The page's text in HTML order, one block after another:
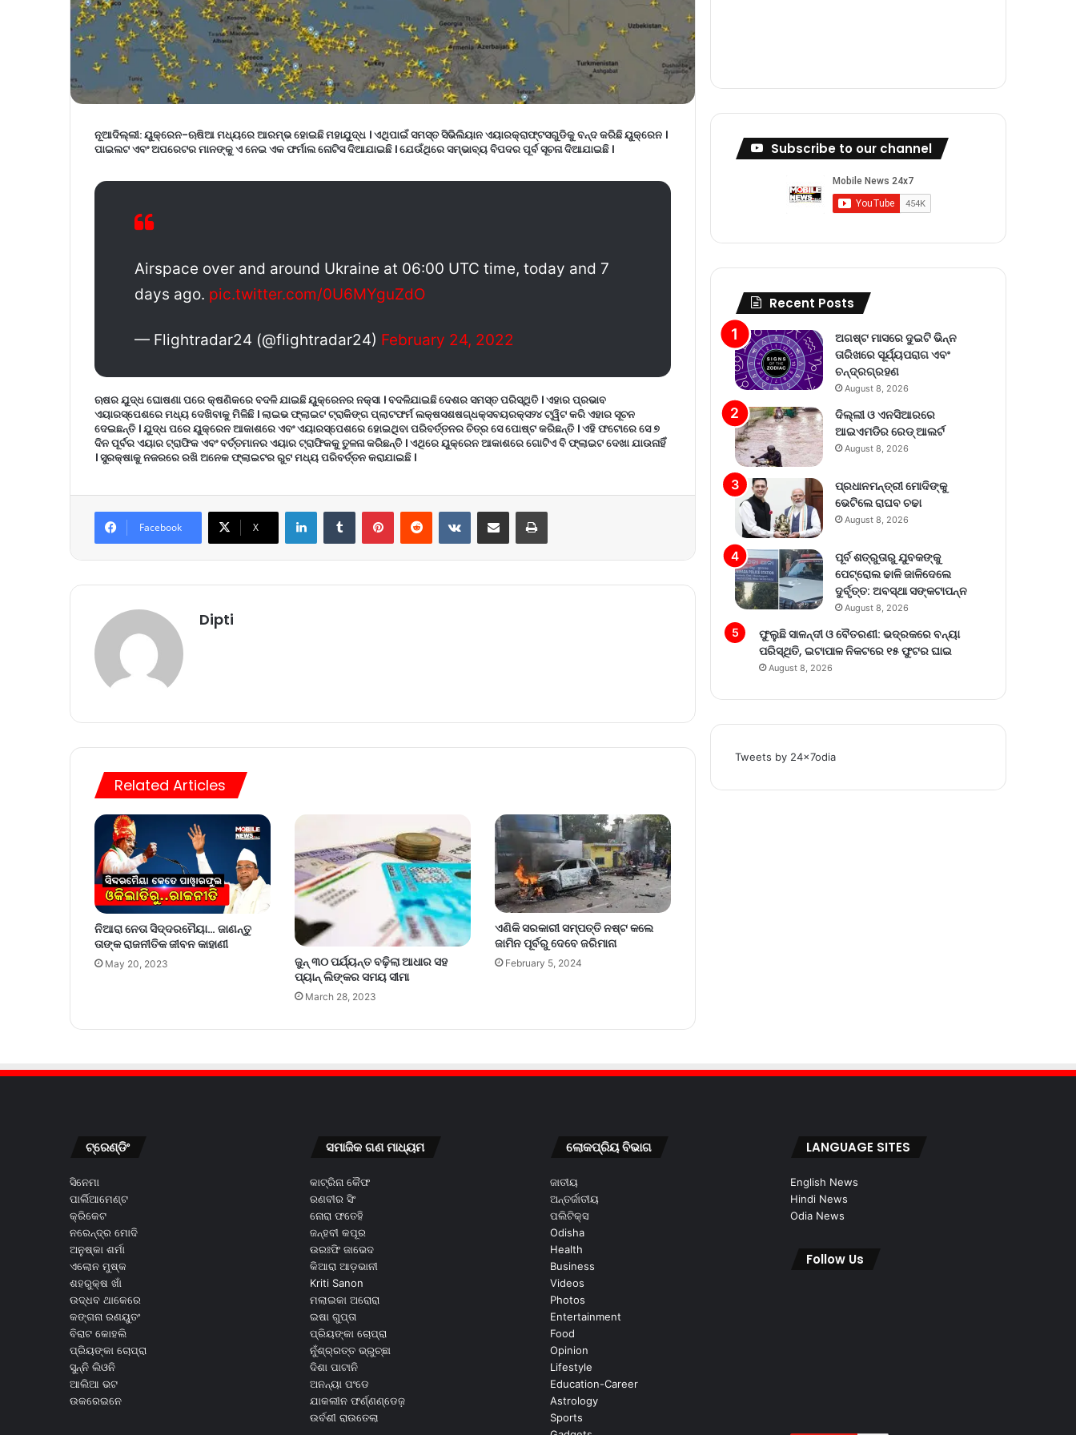
ନୂଆଦିଲ୍ଲୀ:ୟୁକ୍ରେନ-ଋଷିଆ ମଧ୍ୟରେ ଆରମ୍ଭ ହୋଇଛି ମହାଯୁଦ୍ଧ । ଏଥିପାଇଁ ସମସ୍ତ ସିଭିଲିୟାନ ଏୟାରକ୍ରାଫ୍ଟସଗୁଡିକୁ ବନ୍ଦ କରିଛି ୟୁକ୍ରେନ ।
ପାଇଲଟ ଏବଂ ଅପରେଟର ମାନଙ୍କୁ ଏ ନେଇ ଏକ ଫର୍ମାଲ ନୋଟିସ ଦିଆଯାଇଛି । ଯେଉଁଥିରେ ସମ୍ଭାବ୍ୟ ବିପଦର ପୂର୍ବ ସୂଚନା ଦିଆଯାଇଛି ।
Airspace over and around Ukraine at 06:00 UTC time, today and 7
days ago. pic.twitter.com/0U6MYguZdO
— Flightradar24 (@flightradar24) February 24, 2022
ଋଷର ଯୁଦ୍ଧ ଘୋଷଣା ପରେ କ୍ଷଣିକରେ ବଦଳି ଯାଇଛି ୟୁକ୍ରେନର ନକ୍ସା । ବଦଳିଯାଇଛି ଦେଶର ସମସ୍ତ ପରିସ୍ଥିତି । ଏହାର ପ୍ରଭାବ
ଏୟାରସ୍ପେଶରେ ମଧ୍ୟ ଦେଖିବାକୁ ମିଳିଛି । ଲାଇଭ ଫ୍ଲାଇଟ ଟ୍ରାକିଙ୍ଗ ପ୍ଲାଟଫର୍ମ ଲକ୍ଷସଶଷଗ୍ଧକ୍ସବୟରକ୍ସ୨୪ ଟ୍ୱିଟ କରି ଏହାର ସୂଚନ
ଦେଇଛନ୍ତି । ଯୁଦ୍ଧ ପରେ ୟୁକ୍ରେନ ଆକାଶରେ ଏବଂ ଏୟାରସ୍ପେଶରେ ହୋଇଥିବା ପରିବର୍ତ୍ତନର ଚିତ୍ର ସେ ପୋଷ୍ଟ କରିଛନ୍ତି । ଏହି ଫଟୋରେ ସେ ୭
ଦିନ ପୂର୍ବର ଏୟାର ଟ୍ରାଫିକ ଏବଂ ବର୍ତ୍ତମାନର ଏୟାର ଟ୍ରାଫିକକୁ ତୁଳନା କରିଛନ୍ତି । ଏଥିରେ ୟୁକ୍ରେନ ଆକାଶରେ ଗୋଟିଏ ବି ଫ୍ଲାଇଟ ଦେଖା ଯାଉନାହିଁ
। ସୁରକ୍ଷାକୁ ନଜରରେ ରଖି ଅନେକ ଫ୍ଲାଇଟର ରୁଟ ମଧ୍ୟ ପରିବର୍ତ୍ତନ କରାଯାଇଛି ।
Facebook X
Dipti
Related Articles
ନିଆରା ନେତା ସିଦ୍ଦରମୈୟା… ଜାଣନ୍ତୁ
ତାଙ୍କ ରାଜନୀତିକ ଜୀବନ କାହାଣୀ
May 20, 2023
ଜୁନ୍ ୩୦ ପର୍ଯ୍ୟନ୍ତ ବଢ଼ିଲା ଆଧାର ସହ
ପ୍ୟାନ୍ ଲିଙ୍କର ସମୟ ସୀମା
March 28, 2023
ଏଣିକି ସରକାରୀ ସମ୍ପତ୍ତି ନଷ୍ଟ କଲେ
ଜାମିନ ପୂର୍ବରୁ ଦେବେ ଜରିମାନା
February 5, 2024
Subscribe to our channel
Recent Posts
ଅଗଷ୍ଟ ମାସରେ ଦୁଇଟି ଭିନ୍ନ
ତାରିଖରେ ସୂର୍ଯ୍ୟପରାଗ ଏବଂ
ଚନ୍ଦ୍ରଗ୍ରହଣ
August 8, 2026
ଦିଲ୍ଲୀ ଓ ଏନସିଆରରେ
ଆଇଏମଡିର ରେଡ୍‌ ଆଲର୍ଟ
August 8, 2026
ପ୍ରଧାନମନ୍ତ୍ରୀ ମୋଦିଙ୍କୁ
ଭେଟିଲେ ରାଘବ ଚଢା
August 8, 2026
ପୂର୍ବ ଶତ୍ରୁତାରୁ ଯୁବକଙ୍କୁ
ପେଟ୍ରୋଲ ଢାଳି ଜାଳିଦେଲେ
ଦୁର୍ବୃତ୍ତ: ଅବସ୍ଥା ସଙ୍କଟାପନ୍ନ
August 8, 2026
ଫୁଲୁଛି ସାଳନ୍ଦୀ ଓ ବୈତରଣୀ: ଭଦ୍ରକରେ ବନ୍ୟା
ପରିସ୍ଥିତି, ଇଟାପାଳ ନିକଟରେ ୧୫ ଫୁଟର ଘାଇ
August 8, 2026
Tweets by 24x7odia
ଟ୍ରେଣ୍ଡିଂ
ସିନେମା
ପାର୍ଲିଆମେଣ୍ଟ
କ୍ରିକେଟ
ନରେନ୍ଦ୍ର ମୋଦି
ଅନୁଷ୍କା ଶର୍ମା
ଏଲୋନ ମୁଷ୍କ
ଶହରୁକ୍ଷ ଖାଁ
ଉଦ୍ଧବ ଥାକେରେ
କଙ୍ଗନା ରଣୟୁତଂ
ବିରାଟ କୋହଲି
ପ୍ରିୟଙ୍କା ଚୋପ୍ରା
ସୁନ୍ନି ଲିଓନି
ଆଲିଆ ଭଟ
ଉକରେଇନେ
ସମାଜିକ ଗଣ ମାଧ୍ୟମ
କାଟ୍ରିନା କୈଫ
ରଣବୀର ସିଂ
ନୋରା ଫତେହି
ଜନ୍ହବୀ କପୂର
ଉରଃଫି ଜାଭେଦ
କିଆରା ଆଡ଼ଭାନୀ
Kriti Sanon
ମଲାଇକା ଅରୋରା
ଇଷା ଗୁପ୍ତା
ପ୍ରିୟଙ୍କା ଚୋପ୍ରା
ନୁଁଶ୍ର୍ରତ୍ତ ଭ୍ରୁଚ୍ଛା
ଦିଶା ପାଟାନି
ଅନନ୍ୟା ପଂଡେ
ଯାକଲୀନ ଫର୍ଣ୍ଣଣ୍ଡେଜ଼
ଉର୍ବଶୀ ରାଉତେଲା
ଲୋକପ୍ରିୟ ବିଭାଗ
ଜାତୀୟ
ଅନ୍ତର୍ଜାତୀୟ
ପଲିଟିକ୍ସ
Odisha
Health
Business
Videos
Photos
Entertainment
Food
Opinion
Lifestyle
Education-Career
Astrology
Sports
LANGUAGE SITES
English News
Hindi News
Odia News
Follow Us